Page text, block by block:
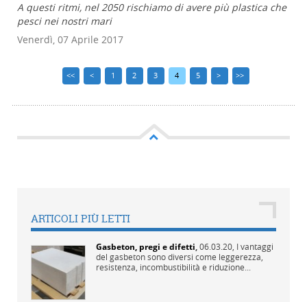
A questi ritmi, nel 2050 rischiamo di avere più plastica che
pesci nei nostri mari
Venerdì, 07 Aprile 2017
<< < 1 2 3 4 5 > >>
ARTICOLI PIÙ LETTI
Gasbeton, pregi e difetti,06.03.20, I vantaggi
del gasbeton sono diversi come leggerezza,
resistenza, incombustibilità e riduzione...